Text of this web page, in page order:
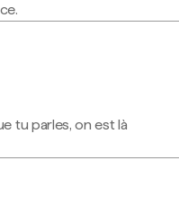
tu parles, on est là